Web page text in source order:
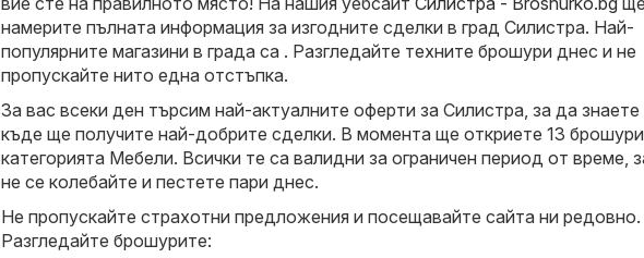
намерите пълната информация за изгодните сделки в град Силистра. Най-
популярните магазини в града са . Разгледайте техните брошури днес и не
пропускайте нито една отстъпка.
За вас всеки ден търсим най-актуалните оферти за Силистра, за да знаете
къде ще получите най-добрите сделки. В момента ще откриете 13
категорията Мебели. Всички те са валидни за ограничен период от време,
не се колебайте и пестете пари днес.
Не пропускайте страхотни предложения и посещавайте сайта ни редовно.
Разгледайте брошурите: